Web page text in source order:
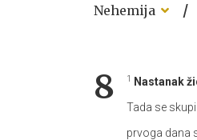
Nehemija /
8 1
Nastanak
Tada se
prvoga dana